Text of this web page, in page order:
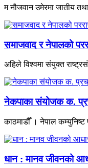
म नौजवान उमेरमा जातीय
समाजवाद र नेपालको
अहिले विश्वमा संयुक्त
नेकपाका संयोजक क.
काठमाडौँ । नेपाल कम्युनिष्ट
धान : मानव जीवनको